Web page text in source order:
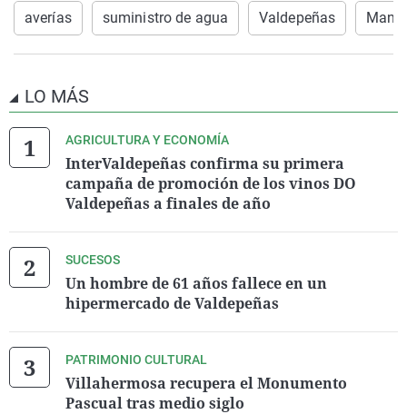
averías suministro de agua Valdepeñas
LO MÁS
AGRICULTURA Y ECONOMÍA
InterValdepeñas confirma su primera
campaña de promoción de los vinos DO
Valdepeñas a finales de año
SUCESOS
Un hombre de 61 años fallece en un
hipermercado de Valdepeñas
PATRIMONIO CULTURAL
Villahermosa recupera el Monumento
Pascual tras medio siglo